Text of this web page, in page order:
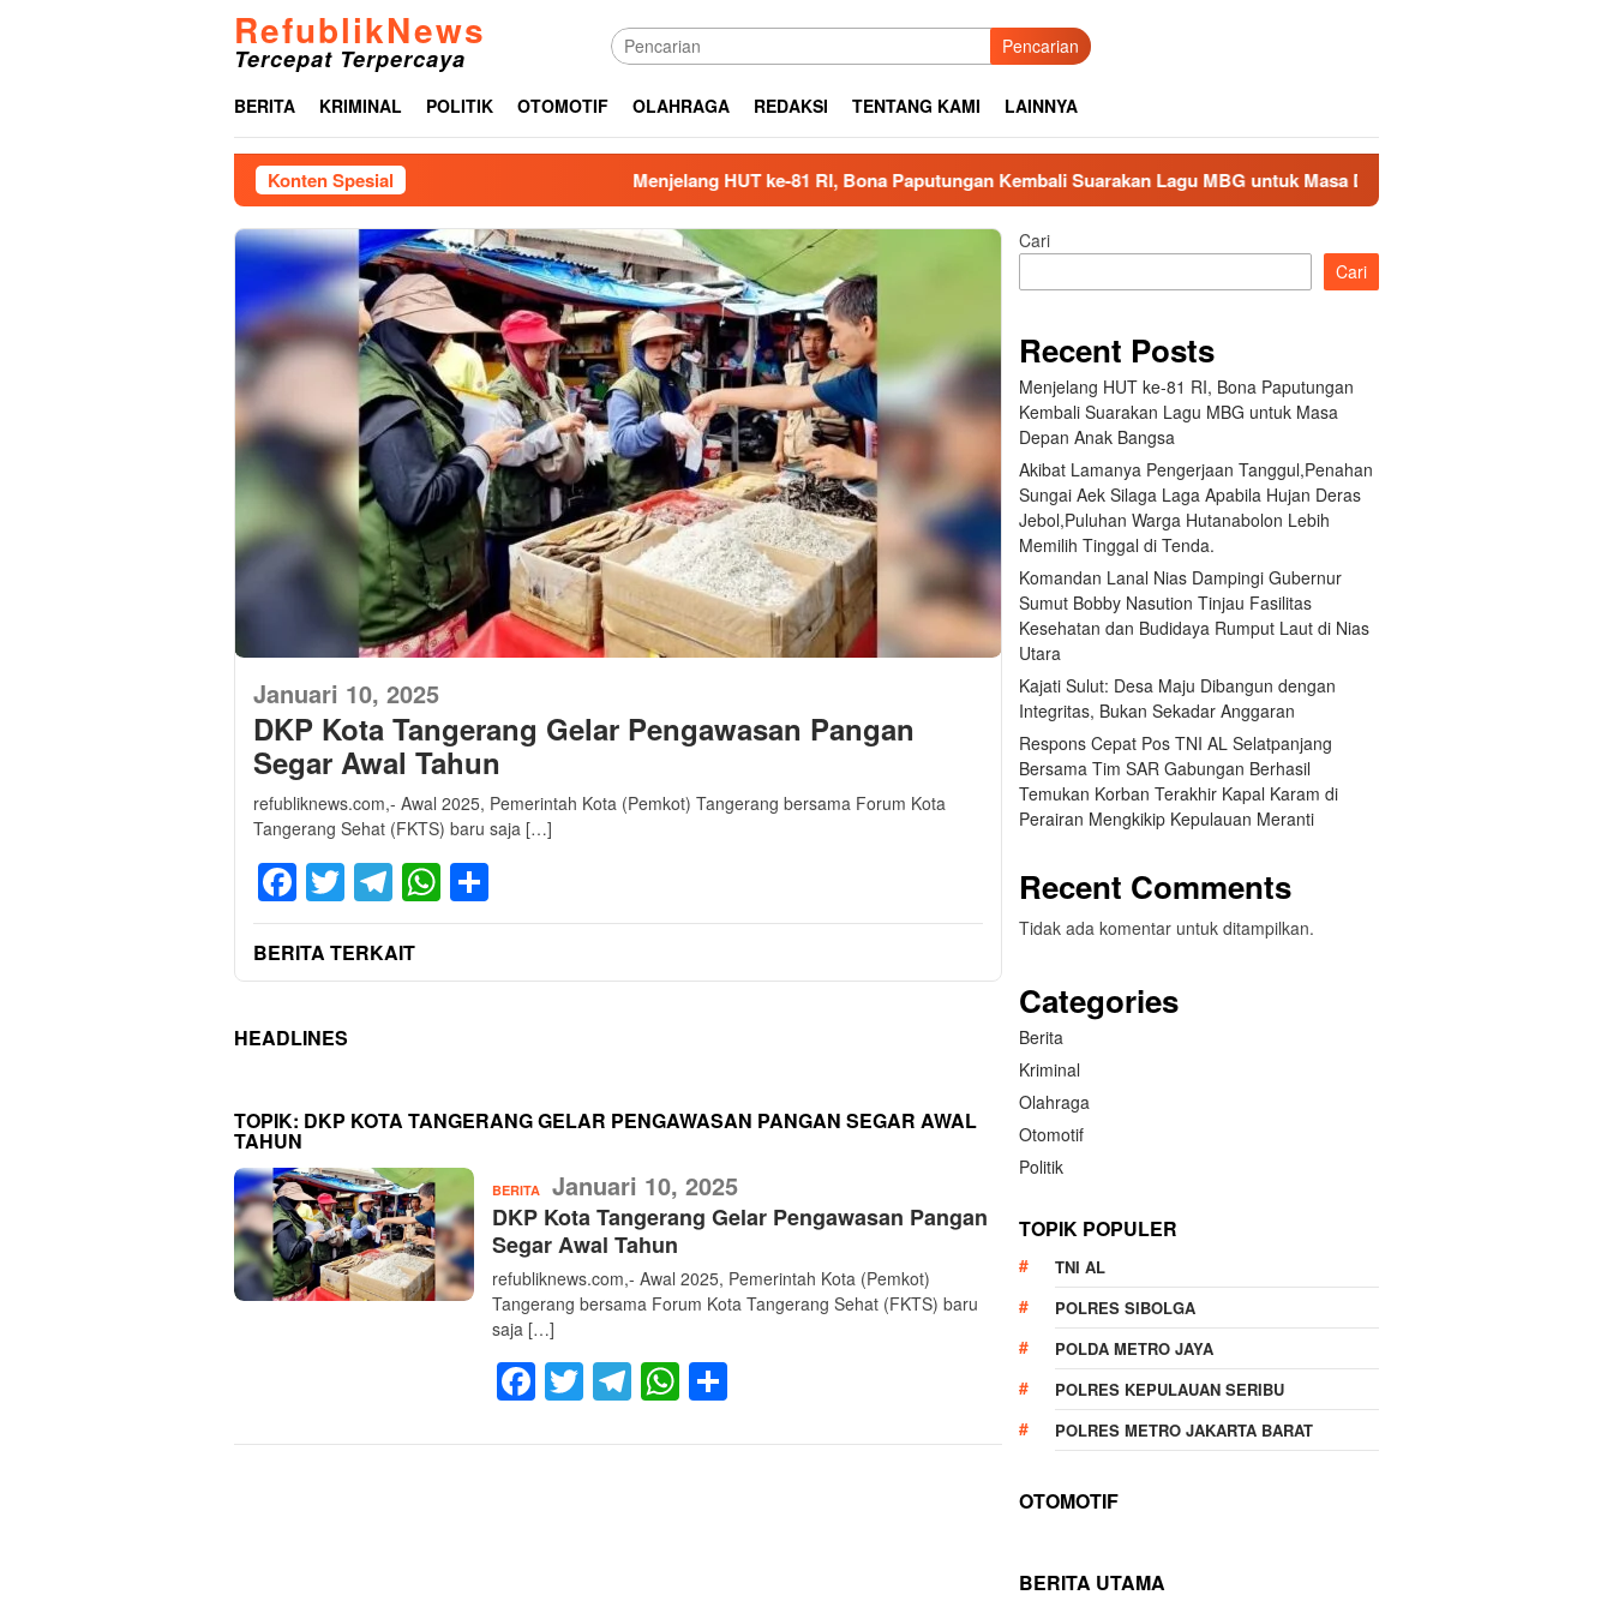
RefublikNews
Tercepat Terpercaya Pencarian
BERITA KRIMINAL POLITIK OTOMOTIF OLAHRAGA REDAKSI TENTANG KAMI LAINNYA
Konten Spesial Menjelang HUT ke-81 RI, Bona Paputungan Kembali Suarakan Lagu MBG untuk Masa Depan Anak Bangsa
Januari 10, 2025
DKP Kota Tangerang Gelar Pengawasan Pangan
Segar Awal Tahun
refubliknews.com,- Awal 2025, Pemerintah Kota (Pemkot) Tangerang bersama Forum Kota
Tangerang Sehat (FKTS) baru saja […]
Facebook
Twitter
Telegram
WhatsApp
BERITA TERKAIT
HEADLINES
TOPIK: DKP KOTA TANGERANG GELAR PENGAWASAN PANGAN SEGAR AWAL
TAHUN
BERITARefublikNews
Januari 10, 2025
DKP Kota Tangerang Gelar Pengawasan Pangan
Segar Awal Tahun
refubliknews.com,- Awal 2025, Pemerintah Kota (Pemkot)
Tangerang bersama Forum Kota Tangerang Sehat (FKTS) baru
saja […]
Facebook
Twitter
Telegram
WhatsApp
Cari
Cari
Recent Posts
Menjelang HUT ke-81 RI, Bona Paputungan
Kembali Suarakan Lagu MBG untuk Masa
Depan Anak Bangsa
Akibat Lamanya Pengerjaan Tanggul,Penahan
Sungai Aek Silaga Laga Apabila Hujan Deras
Jebol,Puluhan Warga Hutanabolon Lebih
Memilih Tinggal di Tenda.
Komandan Lanal Nias Dampingi Gubernur
Sumut Bobby Nasution Tinjau Fasilitas
Kesehatan dan Budidaya Rumput Laut di Nias
Utara
Kajati Sulut: Desa Maju Dibangun dengan
Integritas, Bukan Sekadar Anggaran
Respons Cepat Pos TNI AL Selatpanjang
Bersama Tim SAR Gabungan Berhasil
Temukan Korban Terakhir Kapal Karam di
Perairan Mengkikip Kepulauan Meranti
Recent Comments
Tidak ada komentar untuk ditampilkan.
Categories
Berita
Kriminal
Olahraga
Otomotif
Politik
TOPIK POPULER
TNI AL
POLRES SIBOLGA
POLDA METRO JAYA
POLRES KEPULAUAN SERIBU
POLRES METRO JAKARTA BARAT
OTOMOTIF
BERITA UTAMA